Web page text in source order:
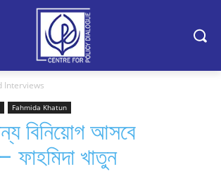
Interviews
Fahmida Khatun
বিনিয়োগ আসবে
খাতুন